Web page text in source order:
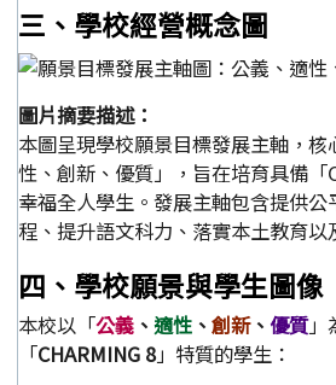
三、學校經營概念圖
圖片摘要描述：
本圖呈現學校願景目標發展主軸，
性、創新、優質」，旨在培育具備「
幸福全人學生。發展主軸包含提供
程、提升語文科力、落實本土教育以
四、學校願景與學生圖像
本校以「公義 、 適性 、 創新、 優質」
「CHARMING 8」特質的學生：